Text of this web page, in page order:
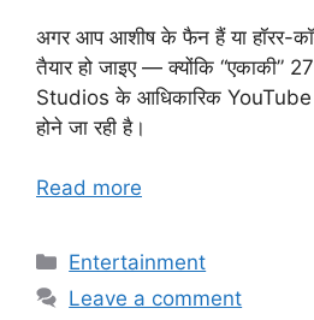
अगर आप आशीष के फैन हैं या हॉरर-
तैयार हो जाइए — क्योंकि “एकाकी”
Studios के आधिकारिक YouTube
होने जा रही है।
Read more
Categories
Entertainment
Leave a comment